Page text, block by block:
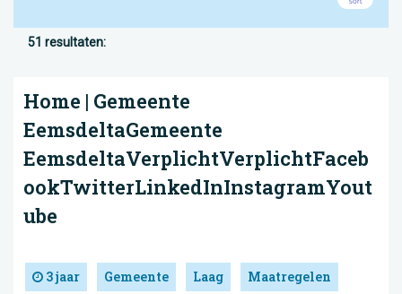
51 resultaten:
Home | Gemeente
EemsdeltaGemeente
EemsdeltaVerplichtVerplichtFaceb
ookTwitterLinkedInInstagramYout
ube
3 jaar Gemeente Laag Maatregelen